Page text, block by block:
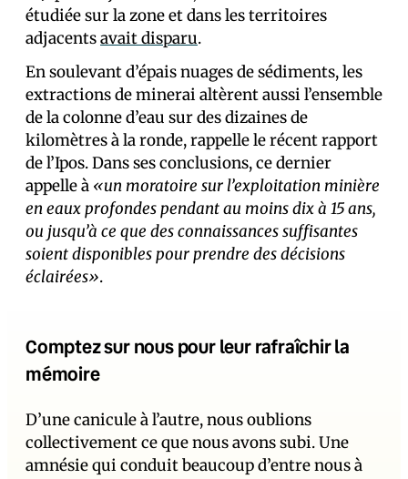
étudiée sur la zone et dans les territoires
adjacentsavait disparu.
En soulevant d’épais nuages de sédiments, les
extractions de minerai altèrent aussi l’ensemble
de la colonne d’eau sur des dizaines de
kilomètres à la ronde, rappelle le récent rapport
de l’Ipos. Dans ses conclusions, ce dernier
appelle à «un moratoire sur l’exploitation minière
en eaux profondes pendant au moins dix à 15 ans,
ou jusqu’à ce que des connaissances suffisantes
soient disponibles pour prendre des décisions
éclairées».
Comptez sur nous pour leur rafraîchir la
mémoire
D’une canicule à l’autre, nous oublions
collectivement ce que nous avons subi. Une
amnésie qui conduit beaucoup d’entre nous à